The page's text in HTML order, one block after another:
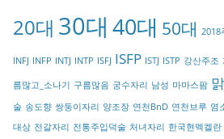
o
y
20대 30대 40대 50대 2018
INFJ INFP INTJ INTP ISFJ ISFP ISTJ ISTP 강산주조
름많고_소나기 구름많음 궁수자리 남성 마마스팜
술 송도향 쌍둥이자리 양조장 연천BnD 연천브루 염
대상 전갈자리 전통주입덕술 처녀자리 한국현멕켈란